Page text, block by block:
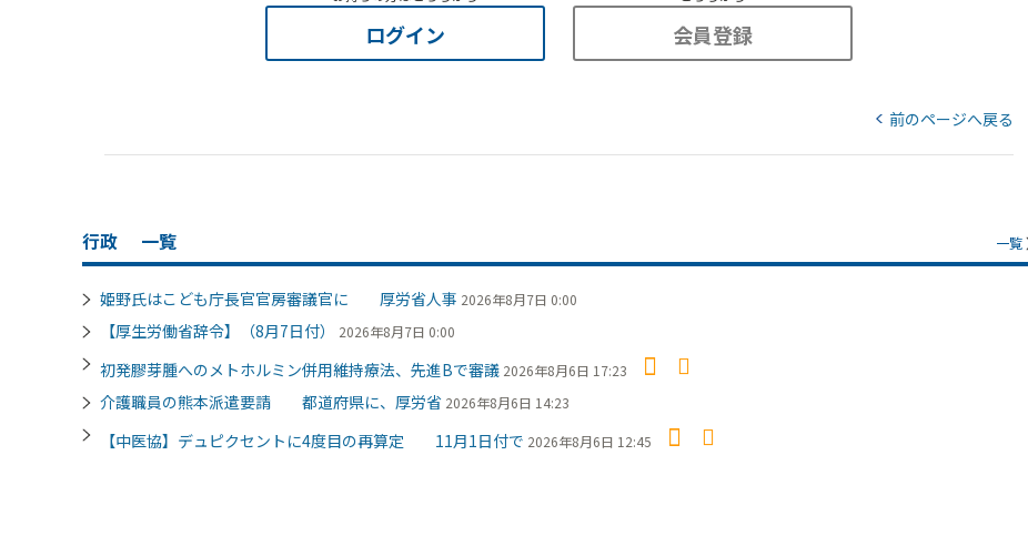
ログイン 会員登録
前のページへ戻る
行政 一覧 一覧
姫野氏はこども庁長官官房審議官に 厚労省人事 2026年8月7日 0:00
【厚生労働省辞令】（8月7日付） 2026年8月7日 0:00
初発膠芽腫へのメトホルミン併用維持療法、先進Bで審議 2026年8月6日 17:23
介護職員の熊本派遣要請 都道府県に、厚労省 2026年8月6日 14:23
【中医協】デュピクセントに4度目の再算定 11月1日付で 2026年8月6日 12:45